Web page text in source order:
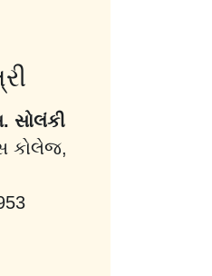
સોલંકી
કોલેજ,